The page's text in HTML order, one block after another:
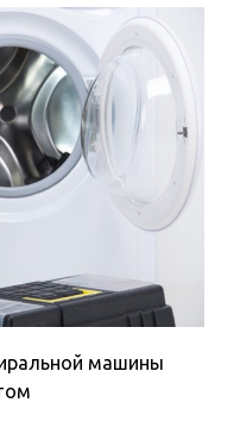
машины